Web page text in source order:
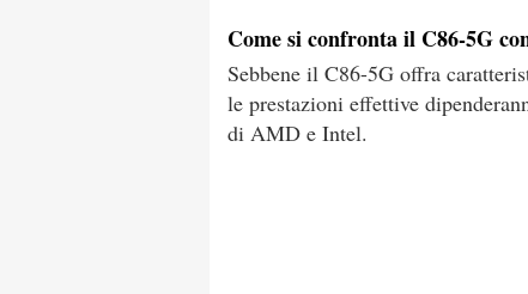
Come si confronta il C86-5G
Sebbene il C86-5G offra
le prestazioni effettive
di AMD e Intel.